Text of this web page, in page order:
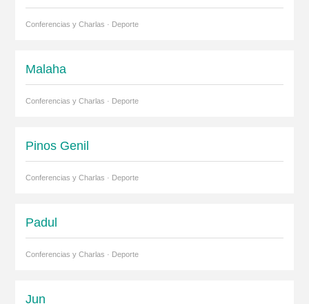
Conferencias y Charlas · Deporte
Malaha
Conferencias y Charlas · Deporte
Pinos Genil
Conferencias y Charlas · Deporte
Padul
Conferencias y Charlas · Deporte
Jun